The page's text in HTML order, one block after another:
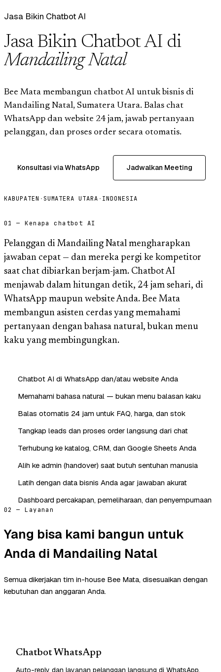
Jasa Bikin Chatbot AI
Jasa Bikin Chatbot AI di
Mandailing Natal
Bee Mata membangun chatbot AI untuk bisnis di
Mandailing Natal, Sumatera Utara. Balas chat
WhatsApp dan website 24 jam, jawab pertanyaan
pelanggan, dan proses order secara otomatis.
Konsultasi via WhatsApp Jadwalkan Meeting
KABUPATEN · SUMATERA UTARA · INDONESIA
01 — Kenapa chatbot AI
Pelanggan di Mandailing Natal mengharapkan
jawaban cepat — dan mereka pergi ke kompetitor
saat chat dibiarkan berjam-jam. Chatbot AI
menjawab dalam hitungan detik, 24 jam sehari, di
WhatsApp maupun website Anda. Bee Mata
membangun asisten cerdas yang memahami
pertanyaan dengan bahasa natural, bukan menu
kaku yang membingungkan.
Chatbot AI di WhatsApp dan/atau website Anda
Memahami bahasa natural — bukan menu balasan kaku
Balas otomatis 24 jam untuk FAQ, harga, dan stok
Tangkap leads dan proses order langsung dari chat
Terhubung ke katalog, CRM, dan Google Sheets Anda
Alih ke admin (handover) saat butuh sentuhan manusia
Latih dengan data bisnis Anda agar jawaban akurat
Dashboard percakapan, pemeliharaan, dan penyempurnaan
02 — Layanan
Yang bisa kami bangun untuk
Anda di Mandailing Natal
Semua dikerjakan tim in-house Bee Mata, disesuaikan dengan
kebutuhan dan anggaran Anda.
Chatbot WhatsApp
Auto-reply dan layanan pelanggan langsung di WhatsApp.